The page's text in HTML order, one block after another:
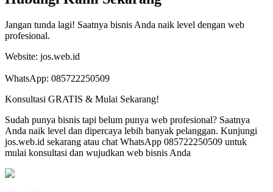
Jangan tunda lagi! Saatnya bisnis Anda naik level dengan web
profesional.
Website: jos.web.id
WhatsApp: 085722250509
Konsultasi GRATIS & Mulai Sekarang!
Sudah punya bisnis tapi belum punya web profesional? Saatnya
Anda naik level dan dipercaya lebih banyak pelanggan. Kunjungi
jos.web.id sekarang atau chat WhatsApp 085722250509 untuk
mulai konsultasi dan wujudkan web bisnis Anda